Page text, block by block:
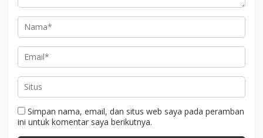
Simpan nama, email, dan situs web saya pada peramban
ini untuk komentar saya berikutnya.